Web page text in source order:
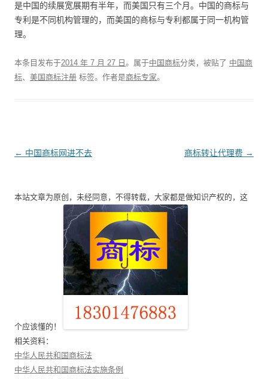
是中国的续展宽展期有半年，而美国只有三个月。中国的商标与
专利是不同机构管理的，而美国的商标与专利都属于同一机构管
理。
本条目发布于2014 年 7 月 27 日 。属于中国商标分类，被贴了 中国商
标、 美国商标注册 标签。 作者是商标专家。
文
航
← 中国商标网进不去 商标转让代理费 →
本站文章为原创，未经同意，不得转载，大家都是做知识产权的，这
个应该懂的！
相关资料：
中华人民共和国商标法
中华人民共和国商标法实施条例